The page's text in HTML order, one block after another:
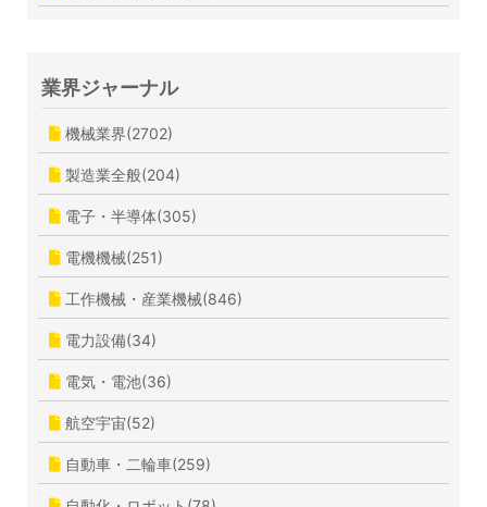
業界ジャーナル
機械業界(2702)
製造業全般(204)
電子・半導体(305)
電機機械(251)
工作機械・産業機械(846)
電力設備(34)
電気・電池(36)
航空宇宙(52)
自動車・二輪車(259)